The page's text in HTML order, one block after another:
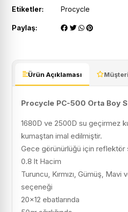
Etiketler:
Procycle
Paylaş:
Ürün Açıklaması
Procycle PC-500 Orta Boy
1680D ve 2500D su geçirmez
kumaştan imal edilmiştir.
Gece görünürlüğü için reflektör
0.8 lt Hacim
Turuncu, Kırmızı, Gümüş, Mavi
seçeneği
20×12 ebatlarında